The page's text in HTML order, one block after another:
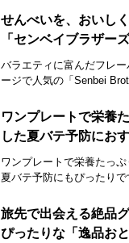
せんべいを、おいし
「センベイブラザー
バラエティに富んだフレ
ージで人気の「Senbei
ワンプレートで栄養
した夏バテ予防にお
ワンプレートで栄養たっ
夏バテ予防にもぴったり
旅先で出会える絶品
ぴったりな「逸品おと